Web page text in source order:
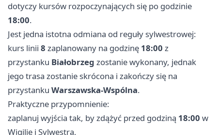
dotyczy kursów rozpoczynających się po godzinie
18:00.
Jest jedna istotna odmiana od reguły sylwestrowej:
kurs linii 8 zaplanowany na godzinę 18:00 z
przystanku Białobrzeg zostanie wykonany, jednak
jego trasa zostanie skrócona i zakończy się na
przystanku Warszawska-Wspólna.
Praktyczne przypomnienie:
zaplanuj wyjścia tak, by zdążyć przed godziną 18:00 w
Wigilię i Sylwestra,